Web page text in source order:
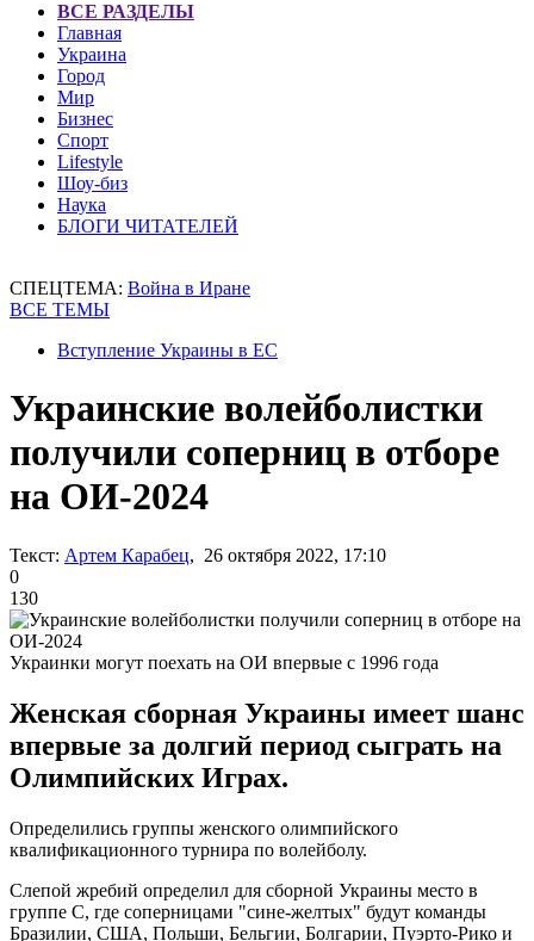
ВСЕ РАЗДЕЛЫ
Главная
Украина
Город
Мир
Бизнес
Спорт
Lifestyle
Шоу-биз
Наука
БЛОГИ ЧИТАТЕЛЕЙ
СПЕЦТЕМА: Война в Иране
ВСЕ ТЕМЫ
Вступление Украины в ЕС
Украинские волейболистки
получили соперниц в отборе
на ОИ-2024
Текст: Артем Карабец, 26 октября 2022, 17:10
0
130
Украинки могут поехать на ОИ впервые с 1996 года
Женская сборная Украины имеет шанс
впервые за долгий период сыграть на
Олимпийских Играх.
Определились группы женского олимпийского
квалификационного турнира по волейболу.
Слепой жребий определил для сборной Украины место в
группе С, где соперницами "сине-желтых" будут команды
Бразилии, США, Польши, Бельгии, Болгарии, Пуэрто-Рико и